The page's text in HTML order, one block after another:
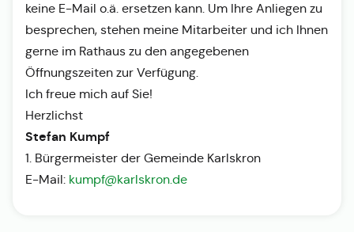
keine E-Mail o.ä. ersetzen kann. Um Ihre Anliegen zu
besprechen, stehen meine Mitarbeiter und ich Ihnen
gerne im Rathaus zu den angegebenen
Öffnungszeiten zur Verfügung.
Ich freue mich auf Sie!
Herzlichst
Stefan Kumpf
1. Bürgermeister der Gemeinde Karlskron
E-Mail: kumpf@karlskron.de